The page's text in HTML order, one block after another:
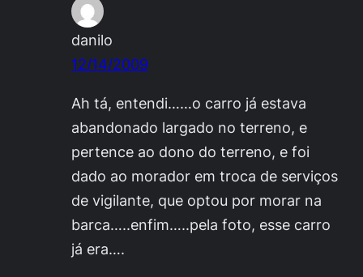
danilo
12/14/2009
Ah tá, entendi……o carro já estava
abandonado largado no terreno, e
pertence ao dono do terreno, e foi
dado ao morador em troca de serviços
de vigilante, que optou por morar na
barca…..enfim…..pela foto, esse carro
já era….